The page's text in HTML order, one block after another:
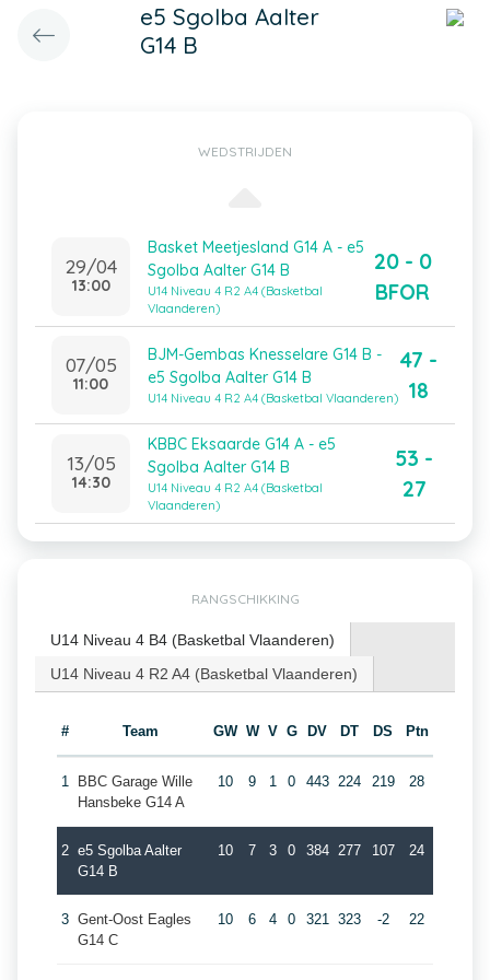
e5 Sgolba Aalter
G14 B
WEDSTRIJDEN
29/04
13:00
Basket Meetjesland G14 A - e5
Sgolba Aalter G14 B
U14 Niveau 4 R2 A4 (Basketbal
Vlaanderen)
20 - 0
BFOR
07/05
11:00
BJM-Gembas Knesselare G14 B -
e5 Sgolba Aalter G14 B
U14 Niveau 4 R2 A4 (Basketbal Vlaanderen)
47 -
18
13/05
14:30
KBBC Eksaarde G14 A - e5
Sgolba Aalter G14 B
U14 Niveau 4 R2 A4 (Basketbal
Vlaanderen)
53 -
27
RANGSCHIKKING
U14 Niveau 4 B4 (Basketbal Vlaanderen)
U14 Niveau 4 R2 A4 (Basketbal Vlaanderen)
# Team GW W V G DV DT DS Ptn
1
BBC Garage Wille
Hansbeke G14 A
10 9 1 0 443 224 219 28
2 e5 Sgolba Aalter
G14 B
10 7 3 0 384 277 107 24
3 Gent-Oost Eagles
G14 C
10 6 4 0 321 323 -2 22